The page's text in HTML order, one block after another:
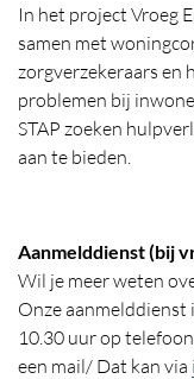
In het project Vroeg
samen met
zorgverzekeraars en
problemen bij
STAP zoeken
aan te bieden.
Aanmelddienst (bij
Wil je meer weten
Onze aanmelddienst
10.30 uur op
een mail/ Dat kan via